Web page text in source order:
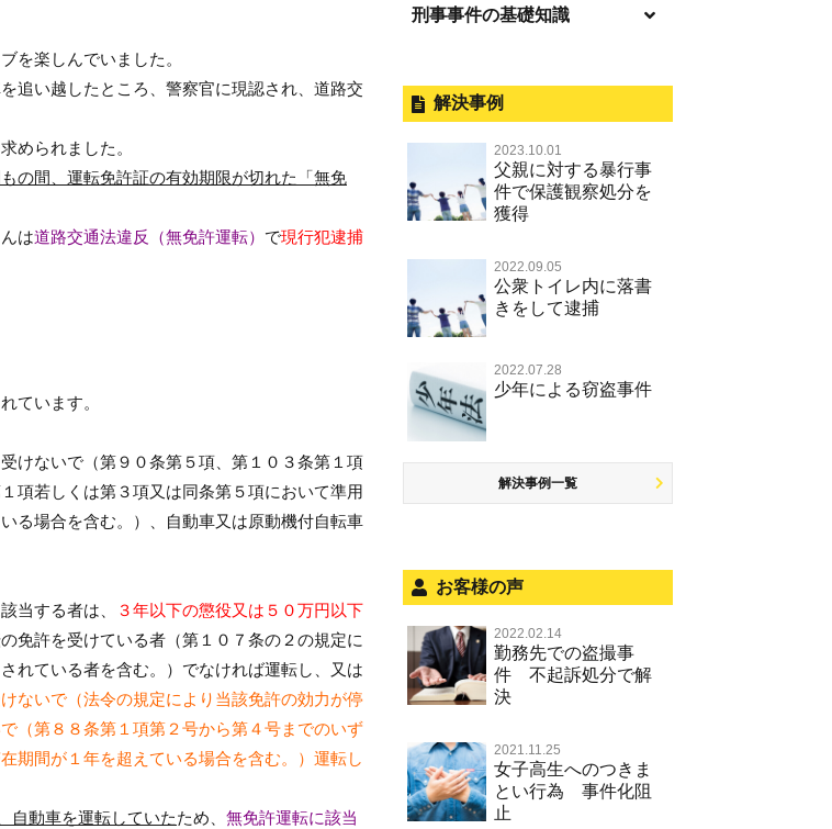
を楽しんでいました。
追い越したところ、警察官に現認され、道路交
められました。
もの間、運転免許証の有効期限が切れた「無免
は道路交通法違反（無免許運転） で現行犯逮捕
ています。
けないで （第９０条第５項、第１０３条第１項
項若しくは第３項又は同条第５項において準用
る場合を含む。）、
自動車又は原動機付自転車
当する者は、
３年以下の懲役又は５０万円以下
免許を受けている者（第１０７条の２の規定に
れている者を含む。）でなければ運転し、又は
ないで（法令の規定により当該免許の効力が停
（第８８条第１項第２号から第４号までのいず
期間が１年を超えている場合を含む。）運転し
自動車を運転していたため、 無免許運転に該当
無実・無罪を証明してほしい
示談で解決してほしい
執行猶予にしてほしい
事件のことを秘密にしたい
被害届・告訴・告発されたら
自首・出頭したい
事件別－暴力事件
過失致死・過失傷害
器物損壊
脅迫・強要
業務妨害罪
公務執行妨害罪
殺人
暴行・傷害
略取・誘拐・人身売買
性犯罪 TOP
淫行・援助交際（児童買春、淫行
条例、児童福祉法違反）
不同意性交等罪（旧 強制性交等
交等罪
不同意わいせつ（旧 強制わいせ
つ，準強制わいせつ）
公然わいせつ罪，わいせつ物頒布
等罪，淫行勧誘罪
児童ポルノ リベンジポルノ
事件別－財産犯
財産犯 TOP
横領 背任
電子計算機使用詐欺等）
強盗罪
知的財産と刑事事件
恐喝
事件別－薬物事件
薬物事件 TOP
覚せい剤
危険ドラッグ
大麻
麻薬及び向精神薬
事件別－交通違反・交通事故
交通違反・交通事故 TOP
交通事故 交通違反と刑事事件
人身事故・死亡事故
無免許運転
その他 TOP
児童虐待・保護責任者遺棄
住居侵入等
銃刀法違反
不正競争防止法
風営法・風適法違反
文書偽造・偽造文書行使
放火・失火
名誉棄損罪・侮辱
刑事事件の基礎知識
刑事裁判の概要・手続
公務員の逮捕・刑事事件
控訴・上告
国選弁護士と私選弁護士の違い
裁判員裁判
司法取引・刑事免責
少年事件の手続と特色
少年事件の処分
被害者対応
被害届・告訴・告発の不安や悩み
員逮捕，予防法務等）
解決事例
2023.10.01
父親に対する暴行事
件で保護観察処分を
獲得
2022.09.05
公衆トイレ内に落書
きをして逮捕
2022.07.28
少年による窃盗事件
解決事例一覧
お客様の声
2022.02.14
勤務先での盗撮事
件 不起訴処分で解
決
2021.11.25
女子高生へのつきま
とい行為 事件化阻
止